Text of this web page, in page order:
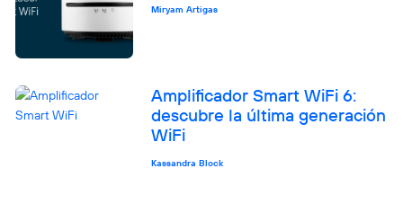
Miryam Artigas
Amplificador Smart WiFi 6:
descubre la última generación
WiFi
Kassandra Block